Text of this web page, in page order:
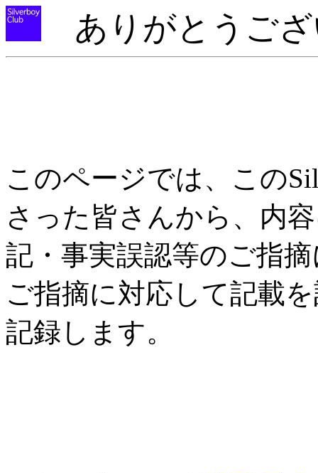
ありがとうござ
このページでは、この
さった皆さんから、内
記・事実誤認等のご指
ご指摘に対応して記載
記録します。